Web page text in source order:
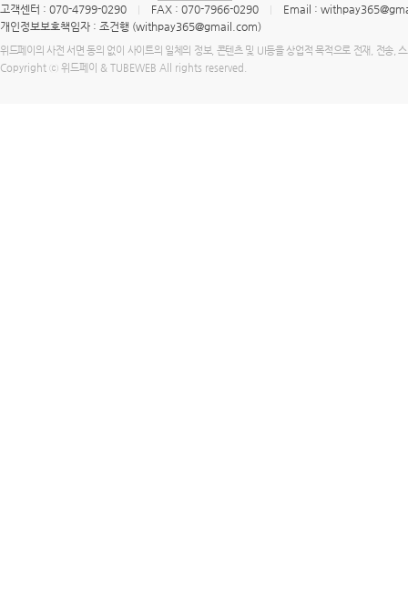
고객센터 : 070-4799-0290
FAX : 070-7966-0290
Email :
개인정보보호책임자 : 조건행 (withpay365@gmail.com)
위드페이의 사전 서면 동의 없이 사이트의 일체의 정보, 콘텐츠 및 UI등을 상업적 목적으로 전재, 전송,
Copyright ⓒ 위드페이 & TUBEWEB All rights reserved.